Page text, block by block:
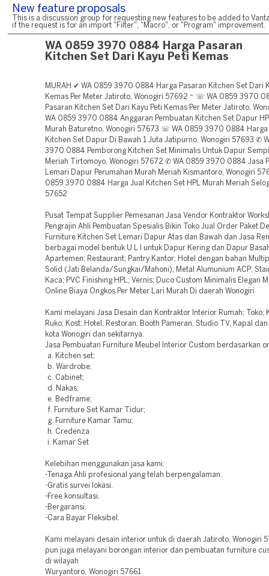
New feature proposals
This is a discussion group for requesting new features to be added to
if the request is for an import "Filter", "Macro", or "Program" improvement.
WA 0859 3970 0884 Harga Pasaran
Kitchen Set Dari Kayu Peti Kemas
MURAH ✔ WA 0859 3970 0884 Harga Pasaran Kitchen Set Dari
Kemas Per Meter Jatiroto, Wonogiri 57692 ~ ☏ WA 0859 3970
Pasaran Kitchen Set Dari Kayu Peti Kemas Per Meter Jatiroto,
WA 0859 3970 0884 Anggaran Pembuatan Kitchen Set Dapur
Murah Baturetno, Wonogiri 57673 ☏ WA 0859 3970 0884 Harga
Kitchen Set Dapur Di Bawah 1 Juta Jatipurno, Wonogiri 57693 ✆
3970 0884 Pemborong Kitchen Set Minimalis Untuk Dapur
Meriah Tirtomoyo, Wonogiri 57672 ✆ WA 0859 3970 0884 Jasa
Lemari Dapur Perumahan Murah Meriah Kismantoro, Wonogiri
0859 3970 0884 Harga Jual Kitchen Set HPL Murah Meriah
57652
Pusat Tempat Supplier Pemesanan Jasa Vendor Kontraktor
Pengrajin Ahli Pembuatan Spesialis Bikin Toko Jual Order Paket
Furniture Kitchen Set Lemari Dapur Atas dan Bawah dan Jasa
berbagai model bentuk U L I untuk Dapur Kering dan Dapur
Apartemen; Restaurant; Pantry Kantor; Hotel dengan bahan
Solid (Jati Belanda/Sungkai/Mahoni); Metal Alumunium ACP;
Kaca; PVC Finishing HPL; Vernis; Duco Custom Minimalis Elegan
Online Biaya Ongkos Per Meter Lari Murah Di daerah Wonogiri
Kami melayani Jasa Desain dan Kontraktor Interior Rumah; Toko;
Ruko; Kost; Hotel; Restoran; Booth Pameran, Studio TV, Kapal
kota Wonogiri dan sekitarnya.
Jasa Pembuatan Furniture Meubel Interior Custom berdasarkan
a. Kitchen set;
b. Wardrobe;
c. Cabinet;
d. Nakas;
e. Bedframe;
f. Furniture Set Kamar Tidur;
g. Furniture Kamar Tamu;
h. Credenza
i. Kamar Set
Kelebihan menggunakan jasa kami:
-Tenaga Ahli profesional yang telah berpengalaman.
-Gratis survei lokasi.
-Free konsultasi.
-Bergaransi.
-Cara Bayar Fleksibel.
Kami melayani desain interior untuk di daerah Jatiroto, Wonogiri
pun juga melayani borongan interior dan pembuatan furniture
di wilayah
Wuryantoro, Wonogiri 57661